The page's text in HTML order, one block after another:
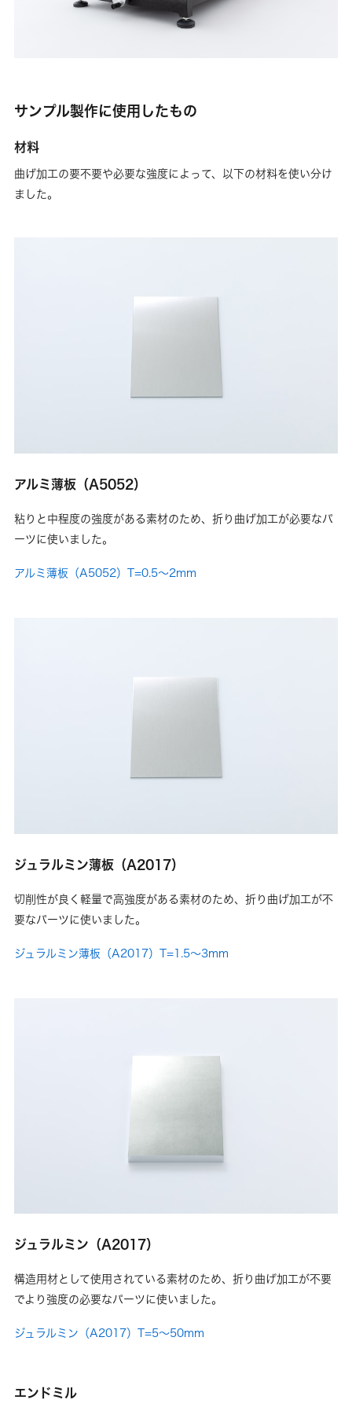
サンプル製作に使用したもの
材料
曲げ加工の要不要や必要な強度によって、以下の材料を使い分け
ました。
アルミ薄板（A5052）
粘りと中程度の強度がある素材のため、折り曲げ加工が必要なパ
ーツに使いました。
アルミ薄板（A5052）T=0.5～2mm
ジュラルミン薄板（A2017）
切削性が良く軽量で高強度がある素材のため、折り曲げ加工が不
要なパーツに使いました。
ジュラルミン薄板（A2017）T=1.5～3mm
ジュラルミン（A2017）
構造用材として使用されている素材のため、折り曲げ加工が不要
でより強度の必要なパーツに使いました。
ジュラルミン（A2017）T=5～50mm
エンドミル